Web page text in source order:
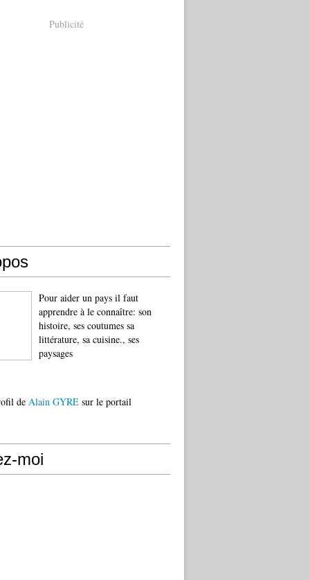
Publicité
Pour aider un pays il faut
apprendre à le connaître: son
histoire, ses coutumes sa
littérature, sa cuisine., ses
paysages
de Alain GYRE sur le portail
moi